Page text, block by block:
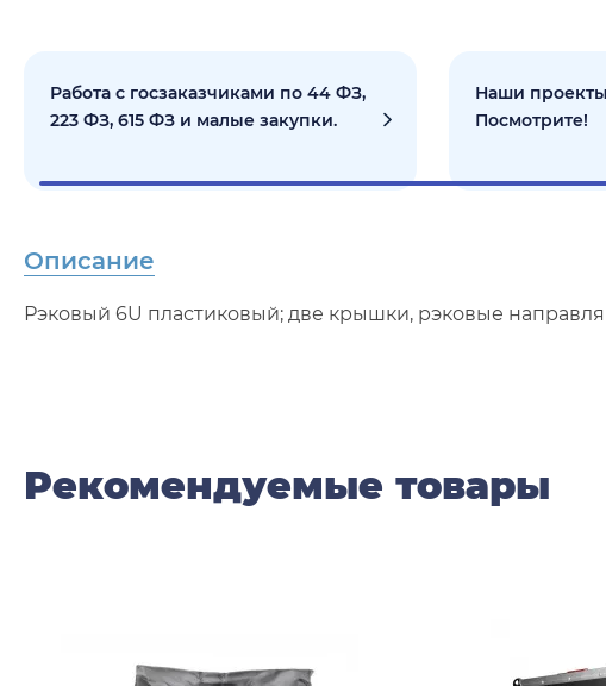
Работа с госзаказчиками по 44 ФЗ,
223 ФЗ, 615 ФЗ и малые закупки.
Наши
Посмотрите!
Описание
Рэковый 6U пластиковый; две крышки, рэковые
Рекомендуемые товары